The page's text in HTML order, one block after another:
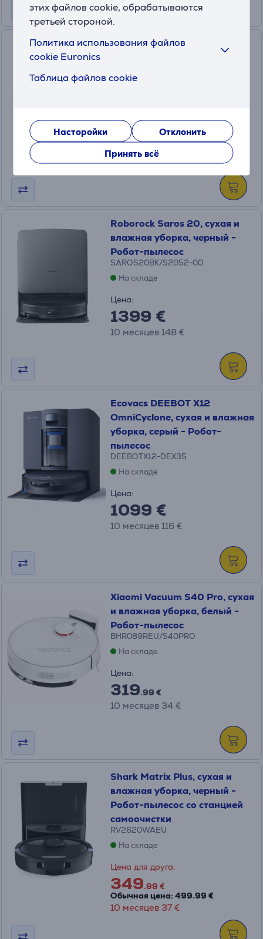
этих файлов cookie, обрабатываются
третьей стороной.
Политика использования файлов
cookie Euronics
Таблица файлов cookie
Насторойки
Отклонить
Принять всё
Xiaomi Vacuum S40C, сухая и
Робот-пылесос
BHR9664EU/S40C
Цена:
179.99 €
10 месяцев 19 €
Roborock Saros 20, сухая и
влажная уборка, черный -
Робот-пылесос
SAROS20BK/S2052-00
На складе
Цена:
1399 €
10 месяцев 148 €
Ecovacs DEEBOT X12
OmniCyclone, сухая и влажная
уборка, серый - Робот-
пылесос
DEEBOTX12-DEX35
На складе
Цена:
1099 €
10 месяцев 116 €
Xiaomi Vacuum S40 Pro, сухая
и влажная уборка, белый -
Робот-пылесос
BHR089REU/S40PRO
На складе
Цена:
319.99 €
10 месяцев 34 €
Shark Matrix Plus, сухая и
влажная уборка, черный -
Робот-пылесос со станцией
самоочистки
RV2620WAEU
На складе
Цена для друга:
349.99 €
Обычная цена: 499.99 €
10 месяцев 37 €